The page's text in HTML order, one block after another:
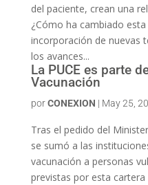
del paciente, crean una
¿Cómo ha cambiado
incorporación de nuevas
los avances...
La PUCE es parte
Vacunación
porCONEXION | May 25,
Tras el pedido del
se sumó a las
vacunación a personas
previstas por esta